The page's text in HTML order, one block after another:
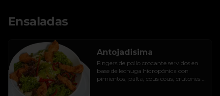
Ensaladas
Antojadisima
Fingers de pollo crocante servidos en
base de lechuga hidropónica con
pimientos, palta, cous cous, crutones